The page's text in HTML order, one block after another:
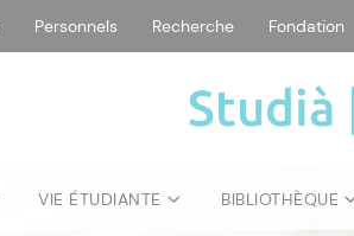
Personnels Recherche Fondation
Studià |
VIE ÉTUDIANTE BIBLIOTHÈQUE